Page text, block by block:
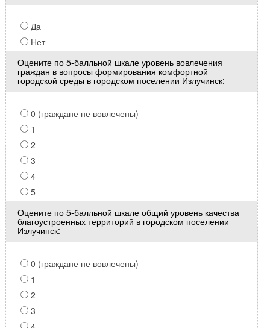
Да
Нет
Оцените по 5-балльной шкале уровень вовлечения
граждан в вопросы формирования комфортной
городской среды в городском поселении Излучинск:
0 (граждане не вовлечены)
1
2
3
4
5
Оцените по 5-балльной шкале общий уровень качества
благоустроенных территорий в городском поселении
Излучинск:
0 (граждане не вовлечены)
1
2
3